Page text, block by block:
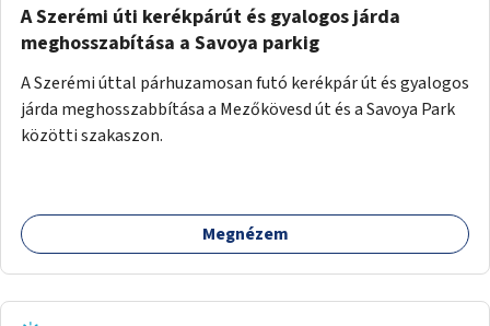
A Szerémi úti kerékpárút és gyalogos járda
meghosszabítása a Savoya parkig
A Szerémi úttal párhuzamosan futó kerékpár út és gyalogos
járda meghosszabbítása a Mezőkövesd út és a Savoya Park
közötti szakaszon.
Megnézem